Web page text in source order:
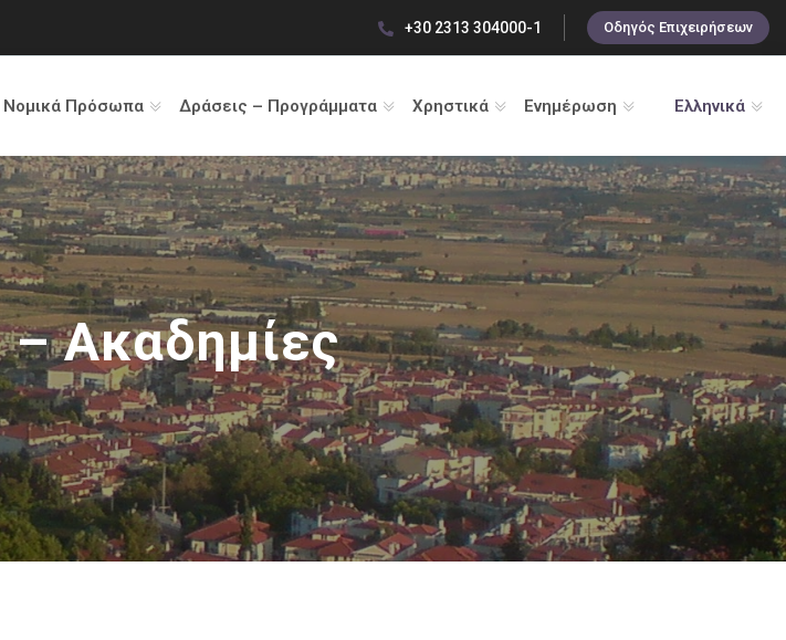
+30 2313 304000-1 Οδηγός Επιχειρήσεων
Νομικά Πρόσωπα Δράσεις – Προγράμματα Χρηστικά Ενημέρωση Ελληνικά
Ακαδημίες